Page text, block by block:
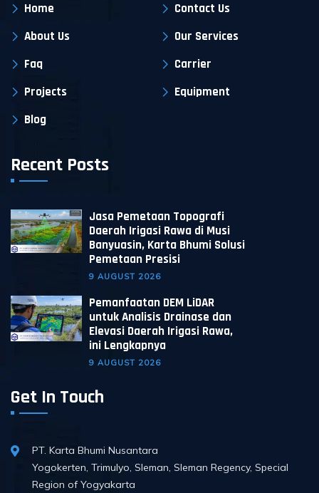
Home
Contact Us
About Us
Our Services
Faq
Carrier
Projects
Equipment
Blog
Recent Posts
Jasa Pemetaan Topografi
Daerah Irigasi Rawa di Musi
Banyuasin, Karta Bhumi Solusi
Pemetaan Presisi
9 AUGUST 2026
Pemanfaatan DEM LiDAR
untuk Analisis Drainase dan
Elevasi Daerah Irigasi Rawa,
ini Lengkapnya
9 AUGUST 2026
Get In Touch
PT. Karta Bhumi Nusantara
Yogokerten, Trimulyo, Sleman, Sleman Regency, Special
Region of Yogyakarta